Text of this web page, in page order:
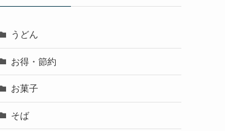
うどん
お得・節約
お菓子
そば